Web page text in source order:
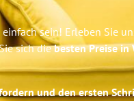
sein! Erleben Sie
sich diebesten Preise in
und den ersten